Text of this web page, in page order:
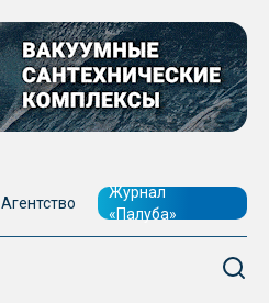
Агентство
Журнал
«Палуба»